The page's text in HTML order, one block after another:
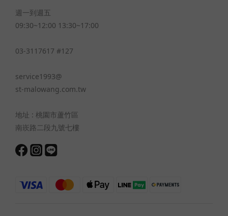
週一到週五
09:30~12:00 13:30~17:00
03-3117617 #127
service1993@
st-malowang.com.tw
地址 : 桃園市蘆竹區
南崁路二段九號七樓